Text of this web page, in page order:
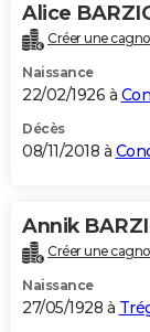
Alice
Créer une
Naissance
22/02/1926 à
Décès
08/11/2018 à
Annik
Créer une
Naissance
27/05/1928 à